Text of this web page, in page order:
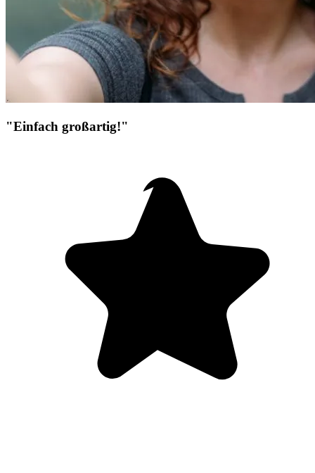
"Einfach großartig!"